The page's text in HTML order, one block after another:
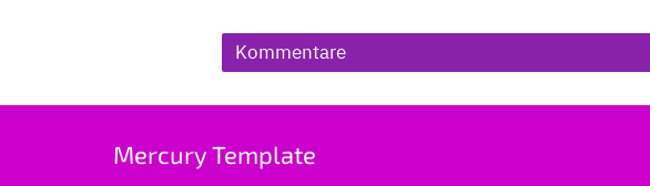
Kommentare
Mercury Template